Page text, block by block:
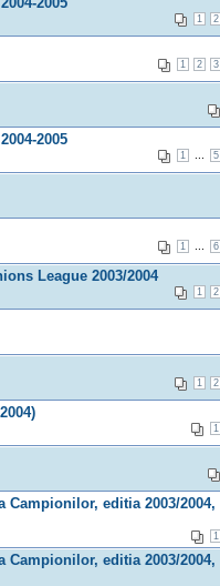
1 2
1 2 3
2005
1 5
1 6
League 2003/2004
1 2
1 2
1
editia 2003/2004,
1
editia 2003/2004,